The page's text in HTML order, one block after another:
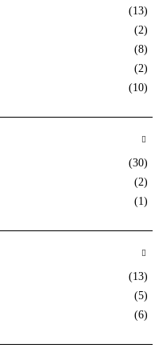
(13)
(2)
(8)
(2)
(10)
(30)
(2)
(1)
(13)
(5)
(6)